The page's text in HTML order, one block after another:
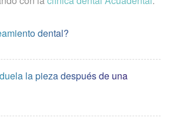
dental?
la pieza después de una